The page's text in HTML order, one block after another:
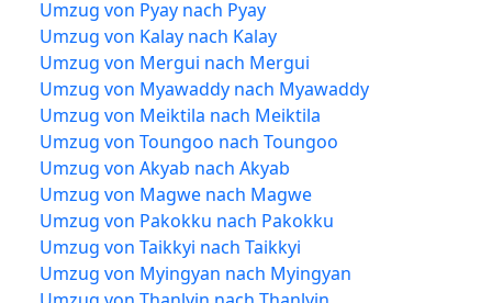
Umzug von Pyay nach Pyay
Umzug von Kalay nach Kalay
Umzug von Mergui nach Mergui
Umzug von Myawaddy nach Myawaddy
Umzug von Meiktila nach Meiktila
Umzug von Toungoo nach Toungoo
Umzug von Akyab nach Akyab
Umzug von Magwe nach Magwe
Umzug von Pakokku nach Pakokku
Umzug von Taikkyi nach Taikkyi
Umzug von Myingyan nach Myingyan